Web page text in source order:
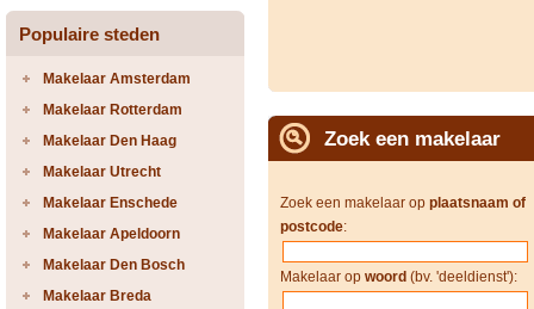
Populaire steden
Makelaar Amsterdam
Makelaar Rotterdam
Makelaar Den Haag
Makelaar Utrecht
Makelaar Enschede
Makelaar Apeldoorn
Makelaar Den Bosch
Makelaar Breda
Zoek een makelaar
Zoek een makelaar op plaatsnaam of
postcode:
Makelaar op woord (bv. 'deeldienst'):